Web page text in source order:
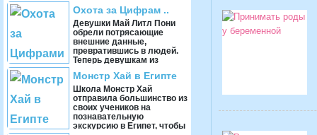
любимым персонажам,
стараясь копировать их
характеры, манер ...
Охота за Цифрам ..
Девушки Май Литл Пони
обрели потрясающие
внешние данные,
превратившись в людей.
Теперь девушкам из
получать о ...
Монстр Хай в Египте
Школа Монстр Хай
отправила большинство из
своих учеников на
познавательную
экскурсию в Египет, чтобы